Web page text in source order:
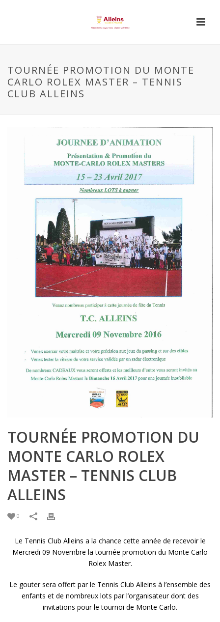
TOURNÉE PROMOTION DU MONTE
CARLO ROLEX MASTER – TENNIS
CLUB ALLEINS
TOURNÉE PROMOTION DU
MONTE CARLO ROLEX
MASTER – TENNIS CLUB
ALLEINS
0
Le Tennis Club Alleins a la chance cette année de recevoir le
Mercredi 09 Novembre la tournée promotion du Monte Carlo
Rolex Master.
Le gouter sera offert par le Tennis Club Alleins à l’ensemble des
enfants et de nombreux lots par l’organisateur dont des
invitations pour le tournoi de Monte Carlo.